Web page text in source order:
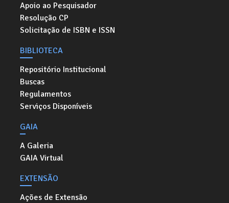
Apoio ao Pesquisador
Resolução CP
Solicitação de ISBN e ISSN
BIBLIOTECA
Repositório Institucional
Buscas
Regulamentos
Serviços Disponíveis
GAIA
A Galeria
GAIA Virtual
EXTENSÃO
Ações de Extensão